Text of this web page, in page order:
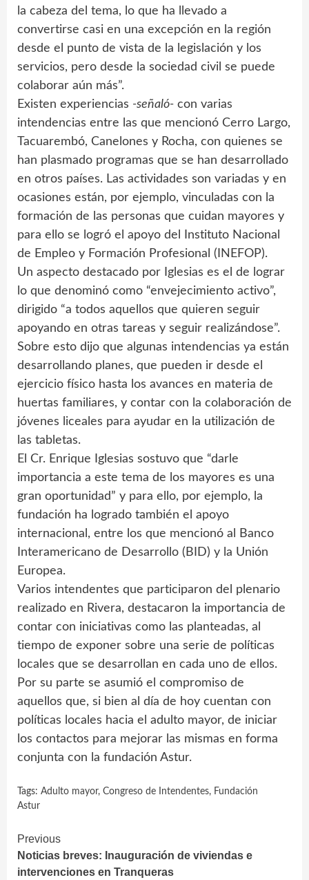
la cabeza del tema, lo que ha llevado a
convertirse casi en una excepción en la región
desde el punto de vista de la legislación y los
servicios, pero desde la sociedad civil se puede
colaborar aún más”.
Existen experiencias -señaló- con varias
intendencias entre las que mencionó Cerro Largo,
Tacuarembó, Canelones y Rocha, con quienes se
han plasmado programas que se han desarrollado
en otros países. Las actividades son variadas y en
ocasiones están, por ejemplo, vinculadas con la
formación de las personas que cuidan mayores y
para ello se logró el apoyo del Instituto Nacional
de Empleo y Formación Profesional (INEFOP).
Un aspecto destacado por Iglesias es el de lograr
lo que denominó como “envejecimiento activo”,
dirigido “a todos aquellos que quieren seguir
apoyando en otras tareas y seguir realizándose”.
Sobre esto dijo que algunas intendencias ya están
desarrollando planes, que pueden ir desde el
ejercicio físico hasta los avances en materia de
huertas familiares, y contar con la colaboración de
jóvenes liceales para ayudar en la utilización de
las tabletas.
El Cr. Enrique Iglesias sostuvo que “darle
importancia a este tema de los mayores es una
gran oportunidad” y para ello, por ejemplo, la
fundación ha logrado también el apoyo
internacional, entre los que mencionó al Banco
Interamericano de Desarrollo (BID) y la Unión
Europea.
Varios intendentes que participaron del plenario
realizado en Rivera, destacaron la importancia de
contar con iniciativas como las planteadas, al
tiempo de exponer sobre una serie de políticas
locales que se desarrollan en cada uno de ellos.
Por su parte se asumió el compromiso de
aquellos que, si bien al día de hoy cuentan con
políticas locales hacia el adulto mayor, de iniciar
los contactos para mejorar las mismas en forma
conjunta con la fundación Astur.
Tags: Adulto mayor, Congreso de Intendentes, Fundación
Astur
Continue
Reading
Previous
Noticias breves: Inauguración de viviendas e
intervenciones en Tranqueras